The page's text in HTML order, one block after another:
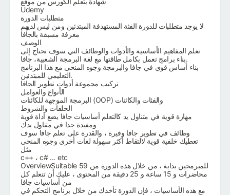
Udemy
متطلبات الدورة
لا يوجد متطلبات للدورة الفئة المستهدفة المبتدئين ومن ليس لديهم
معرفة مسبقة بالجافا
الوصف
تعلم المفاهيم الأساسية والأدوات والوظائف التي سوف تحتاج إلى
بناء برامج تعمل بكامل طاقتها مع لغة البرمجة الشعبية، جافا.
بناء أساس قوي في جافا والبرمجة وجوه المنحى مع هذا البرنامج
التعليمي للمبتدئين.
تركيب مجموعة أدوات تطوير الجافا
الأنواع والعوامل
البرمجة الموجهة للكائنات (OOP) والفئات والكائنات
الحلقات والشروط
مهارة قوية في متناول يد كالتعلم أساسيات جافا يضع أداة قوية
ومفيدة جدا في متناول يدك
وظائف في تطوير جافا وفيرة ، والقدرة على تعلم جافا سوف
تعطيك خلفية قوية لالتقاط أكثر سهولة لغات أخرى وجوه المنحى
مثل
c++ ، c# ... etc
OverviewSuitable للمبرمجين بداية ، من خلال هذه الدورة من 59
محاضرات و 15 ساعة و 25 دقيقة من المحتوى ، عليك أن تتعلم كل
من أساسيات جافا
مع هذه الأساسيات ، فإن الدورة تأخذك من خلال برنامج التحكم في